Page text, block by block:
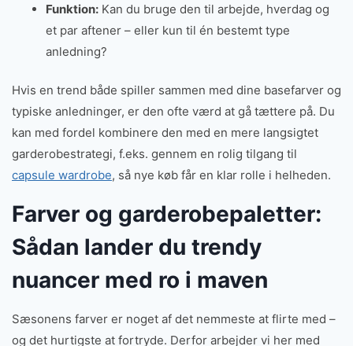
Funktion:Kan du bruge den til arbejde, hverdag og
et par aftener – eller kun til én bestemt type
anledning?
Hvis en trend både spiller sammen med dine basefarver og
typiske anledninger, er den ofte værd at gå tættere på. Du
kan med fordel kombinere den med en mere langsigtet
garderobestrategi, f.eks. gennem en rolig tilgang til
capsule wardrobe, så nye køb får en klar rolle i helheden.
Farver og garderobepaletter:
Sådan lander du trendy
nuancer med ro i maven
Sæsonens farver er noget af det nemmeste at flirte med –
og det hurtigste at fortryde. Derfor arbejder vi her med